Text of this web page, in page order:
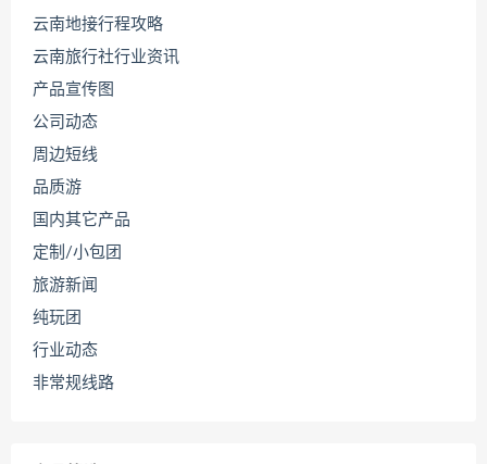
云南地接行程攻略
云南旅行社行业资讯
产品宣传图
公司动态
周边短线
品质游
国内其它产品
定制/小包团
旅游新闻
纯玩团
行业动态
非常规线路